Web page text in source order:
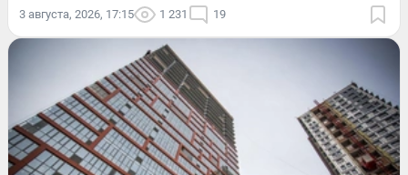
3 августа, 2026, 17:15 1 231 19